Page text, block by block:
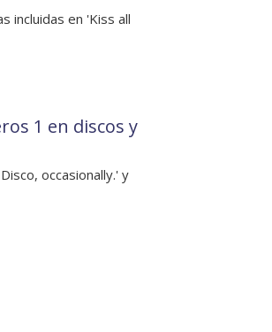
incluidas en 'Kiss all
1 en discos y
occasionally.' y